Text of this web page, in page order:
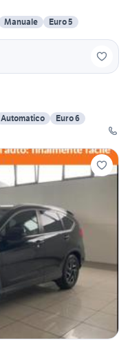
Manuale Euro 5
Automatico
Euro 6